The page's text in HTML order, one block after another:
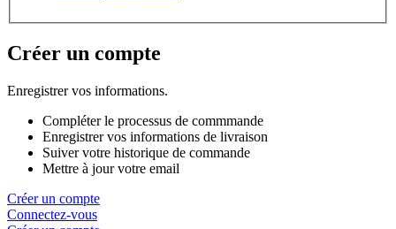
Créer un compte
Enregistrer vos informations.
Compléter le processus de commmande
Enregistrer vos informations de livraison
Suiver votre historique de commande
Mettre à jour votre email
Créer un compte
Connectez-vous